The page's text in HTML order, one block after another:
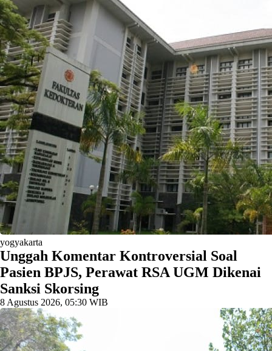
yogyakarta
Unggah Komentar Kontroversial Soal
Pasien BPJS, Perawat RSA UGM Dikenai
Sanksi Skorsing
8 Agustus 2026, 05:30 WIB